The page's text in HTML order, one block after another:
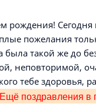
рождения! Сегодня
пожелания
была такой же до
неповторимой,
тебе здоровья,
Ещё поздравления в